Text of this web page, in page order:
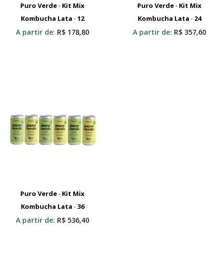
Adicionar Ao Carrinho
Puro Verde · Kit Mix
Kombucha Lata · 12
A partir de: R$ 178,80
Adicionar Ao Carrinho
Puro Verde · Kit Mix
Kombucha Lata · 24
A partir de: R$357,60
Adicionar Ao Carrinho
Puro Verde · Kit Mix
Kombucha Lata · 36
A partir de: R$ 536,40